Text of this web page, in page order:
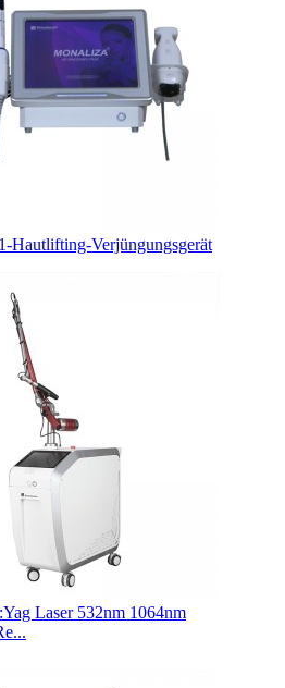
Hautlifting-Verjüngungsgerät
Laser 532nm 1064nm